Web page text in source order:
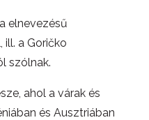
elnevezésű
ill. a Goričko
szólnak.
ahol a várak és
és Ausztriában